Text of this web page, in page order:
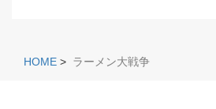
HOME > ラーメン大戦争